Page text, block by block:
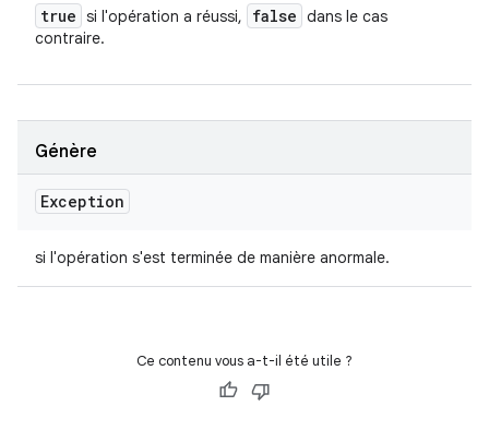
true si l'opération a réussi, false dans le cas
contraire.
Génère
Exception
si l'opération s'est terminée de manière anormale.
Ce contenu vous a-t-il été utile ?